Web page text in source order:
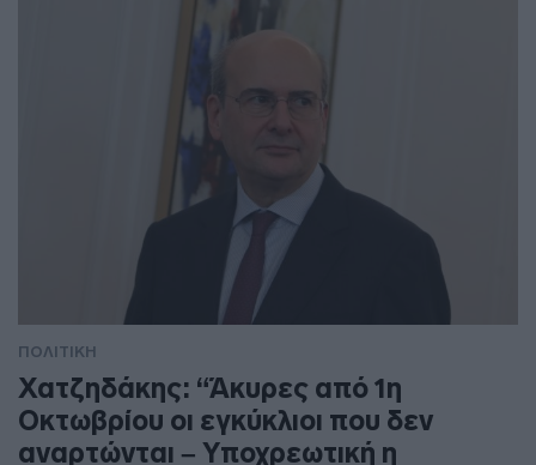
ΠΟΛΙΤΙΚΗ
Χατζηδάκης: “Άκυρες από 1η
Οκτωβρίου οι εγκύκλιοι που δεν
αναρτώνται – Υποχρεωτική η